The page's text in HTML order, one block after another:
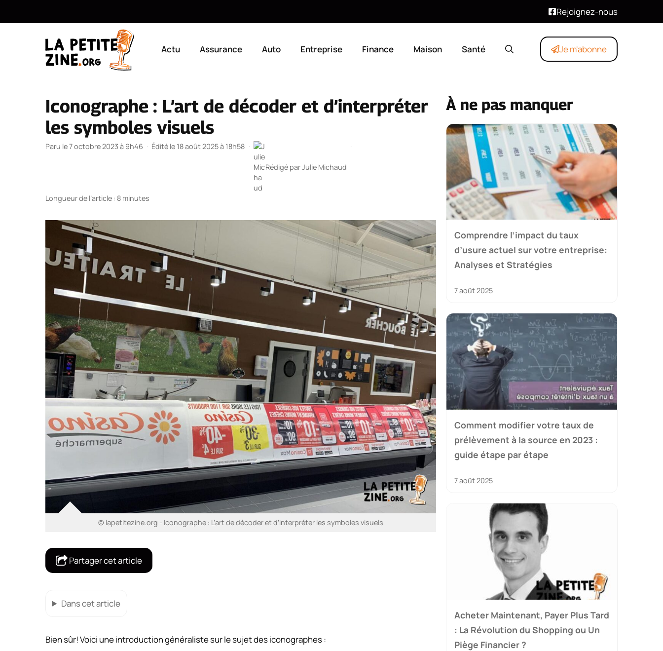
Rejoignez-nous
Actu Assurance Auto Entreprise Finance Maison Santé Je m'abonne
Iconographe : L’art de décoder et d’interpréter
les symboles visuels
Paru le 7 octobre 2023 à 9h46 · Édité le 18 août 2025 à 18h58 ·
Rédigé parJulie Michaud
·
Longueur de l’article : 8 minutes
© lapetitezine.org - Iconographe : L’art de décoder et d’interpréter les symboles visuels
Partager cet article
Dans cet article
Bien sûr! Voici une introduction généraliste sur le sujet des iconographes :
À ne pas manquer
Comprendre l’impact du taux
d’usure actuel sur votre entreprise:
Analyses et Stratégies
7 août 2025
Comment modifier votre taux de
prélèvement à la source en 2023 :
guide étape par étape
7 août 2025
Acheter Maintenant, Payer Plus Tard
: La Révolution du Shopping ou Un
Piège Financier ?